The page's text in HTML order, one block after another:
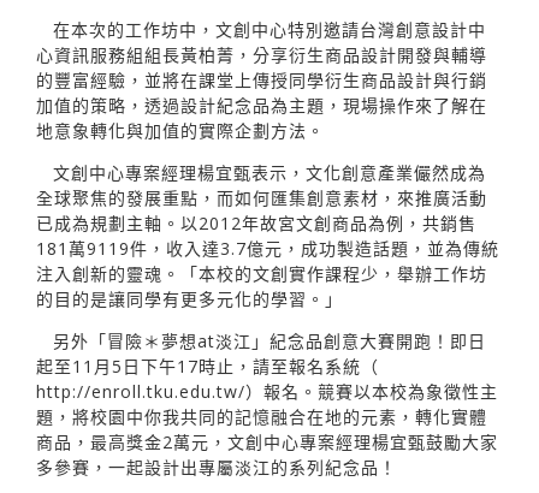
在本次的工作坊中，文創中心特別邀請台灣創意設計中
心資訊服務組組長黃柏菁，分享衍生商品設計開發與輔導
的豐富經驗，並將在課堂上傳授同學衍生商品設計與行銷
加值的策略，透過設計紀念品為主題，現場操作來了解在
地意象轉化與加值的實際企劃方法。
文創中心專案經理楊宜甄表示，文化創意產業儼然成為
全球聚焦的發展重點，而如何匯集創意素材，來推廣活動
已成為規劃主軸。以2012年故宮文創商品為例，共銷售
181萬9119件，收入達3.7億元，成功製造話題，並為傳統
注入創新的靈魂。「本校的文創實作課程少，舉辦工作坊
的目的是讓同學有更多元化的學習。」
另外「冒險＊夢想at淡江」紀念品創意大賽開跑！即日
起至11月5日下午17時止，請至報名系統（
http://enroll.tku.edu.tw/）報名。競賽以本校為象徵性主
題，將校園中你我共同的記憶融合在地的元素，轉化實體
商品，最高獎金2萬元，文創中心專案經理楊宜甄鼓勵大家
多參賽，一起設計出專屬淡江的系列紀念品！